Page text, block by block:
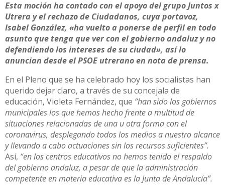
Esta moción ha contado con el apoyo del grupo Juntos x
Utrera y el rechazo de Ciudadanos, cuya portavoz,
Isabel González, «ha vuelto a ponerse de perfil en todo
asunto que tenga que ver con el gobierno andaluz y no
defendiendo los intereses de su ciudad», así lo
anuncian desde el PSOE utrerano en nota de prensa.
En el Pleno que se ha celebrado hoy los socialistas han
querido dejar claro, a través de su concejala de
educación, Violeta Fernández, que “han sido los gobiernos
municipales los que hemos hecho frente a multitud de
situaciones relacionadas de una u otra forma con el
coronavirus, desplegando todos los medios a nuestro alcance
y llevando a cabo actuaciones sin los recursos suficientes”.
Así, “en los centros educativos no hemos tenido el respaldo
del gobierno andaluz, a pesar de que la administración
competente en materia educativa es la Junta de Andalucía”.